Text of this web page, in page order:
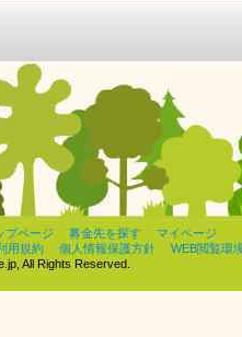
プページ 募金先を探す
マイページ
用規約 個人情報保護方針
WEB閲覧環
All Rights Reserved.